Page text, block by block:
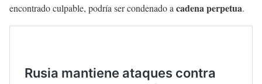
encontrado culpable, podría ser condenado a cadena perpetua.